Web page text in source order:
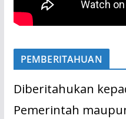
PEMBERITAHUAN
Diberitahukan
Pemerintah